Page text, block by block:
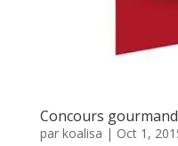
Concours
par koalisa | Oct 1,